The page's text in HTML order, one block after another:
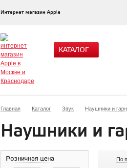
Интернет магазин Apple
КАТАЛОГ
Главная Каталог Звук Наушники и
Наушники и
Розничная цена По